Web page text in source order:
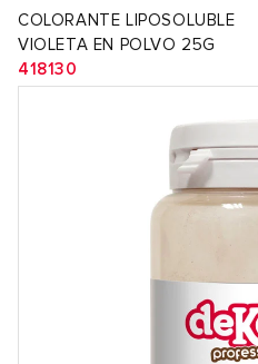
COLORANTE LIPOSOLUBLE
VIOLETA EN POLVO 25G
418130